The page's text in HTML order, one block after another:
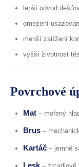
lepší odvod
omezení
menší zatížení
vyšší životnost
Povrchové
Mat – mořený
Brus –
Kartáč – jemně
Lesk